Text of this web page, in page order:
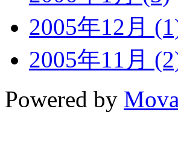
2005年12月
2005年11月
Powered by